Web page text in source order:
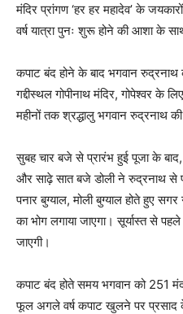
मंदिर प्रांगण ‘हर हर महादेव’ के
वर्ष यात्रा पुनः शुरू होने की आशा के
कपाट बंद होने के बाद भगवान रुद्रनाथ
गद्दीस्थल गोपीनाथ मंदिर, गोपेश्वर के
महीनों तक श्रद्धालु भगवान रुद्रनाथ
सुबह चार बजे से प्रारंभ हुई पूजा के
और साढ़े सात बजे डोली ने रुद्रनाथ से
पनार बुग्याल, मोली बुग्याल होते हुए
का भोग लगाया जाएगा। सूर्यास्त से पहले
जाएगी।
कपाट बंद होते समय भगवान को 251
फूल अगले वर्ष कपाट खुलने पर प्रसाद